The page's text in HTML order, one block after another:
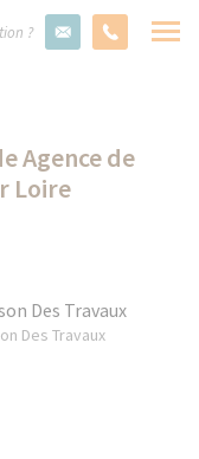
?
Agence de
Loire
Des Travaux